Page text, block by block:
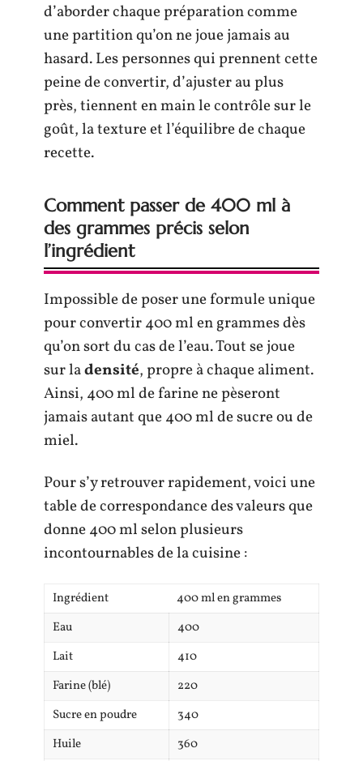
d’aborder chaque préparation comme
une partition qu’on ne joue jamais au
hasard. Les personnes qui prennent cette
peine de convertir, d’ajuster au plus
près, tiennent en main le contrôle sur le
goût, la texture et l’équilibre de chaque
recette.
Comment passer de 400 ml à
des grammes précis selon
l’ingrédient
Impossible de poser une formule unique
pour convertir 400 ml en grammes dès
qu’on sort du cas de l’eau. Tout se joue
sur ladensité, propre à chaque aliment.
Ainsi, 400 ml de farine ne pèseront
jamais autant que 400 ml de sucre ou de
miel.
Pour s’y retrouver rapidement, voici une
table de correspondance des valeurs que
donne 400 ml selon plusieurs
incontournables de la cuisine :
Ingrédient
400 ml en grammes
Eau
400
Lait
410
Farine (blé)
220
Sucre en poudre
340
Huile
360